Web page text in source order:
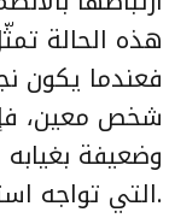
هذه الحالة
فعندما يكون
شخص معين،
وضعيفة بغيابه
التي تواجه استدامة الشركات.